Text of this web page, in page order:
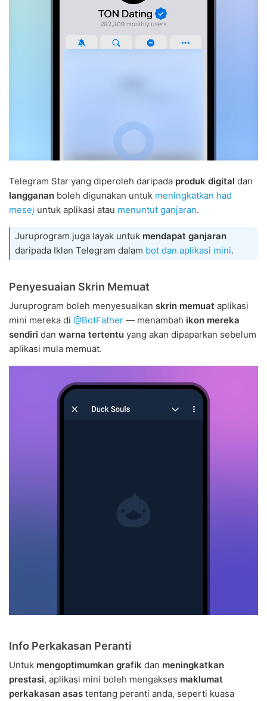
Telegram Star yang diperoleh daripada produk digital dan
langganan boleh digunakan untuk meningkatkan had
mesej untuk aplikasi atau menuntut ganjaran.
Juruprogram juga layak untuk mendapat ganjaran
daripada Iklan Telegram dalam bot dan aplikasi mini.
Penyesuaian Skrin Memuat
Juruprogram boleh menyesuaikan skrin memuat aplikasi
mini mereka di @BotFather — menambah ikon mereka
sendiri dan warna tertentu yang akan dipaparkan sebelum
aplikasi mula memuat.
Info Perkakasan Peranti
Untuk mengoptimumkan grafik dan meningkatkan
prestasi, aplikasi mini boleh mengakses maklumat
perkakasan asas tentang peranti anda, seperti kuasa